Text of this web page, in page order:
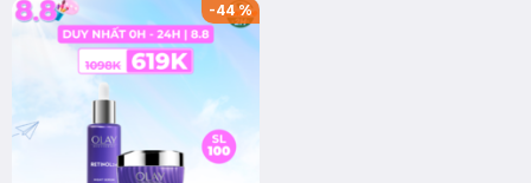
-44%